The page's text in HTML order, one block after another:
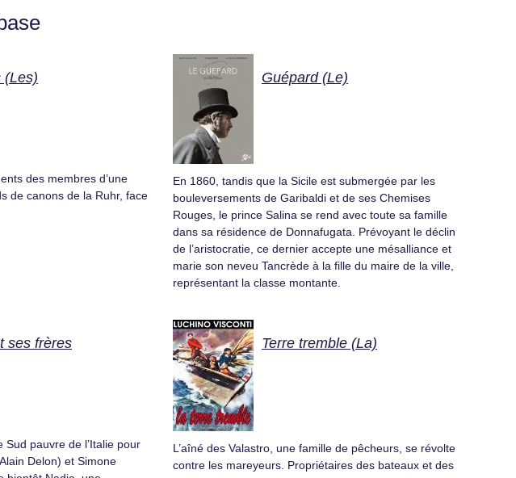
(Les)
des membres d’une
de canons de la Ruhr, face
Guépard (Le)
En 1860, tandis que la Sicile est submergée par les
bouleversements de Garibaldi et de ses Chemises
Rouges, le prince Salina se rend avec toute sa famille
dans sa résidence de Donnafugata. Prévoyant le déclin
de l’aristocratie, ce dernier accepte une mésalliance et
marie son neveu Tancrède à la fille du maire de la ville,
représentant la classe montante.
ses frères
pauvre de l’Italie pour
Delon) et Simone
Terre tremble (La)
L’aîné des Valastro, une famille de pêcheurs, se révolte
contre les mareyeurs. Propriétaires des bateaux et des